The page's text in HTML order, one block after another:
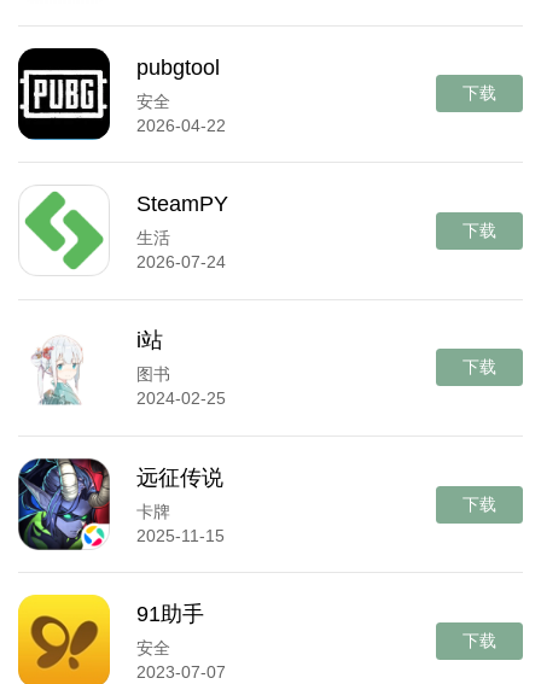
pubgtool
安全
2026-04-22
下载
SteamPY
生活
2026-07-24
下载
i站
图书
2024-02-25
下载
远征传说
卡牌
2025-11-15
下载
91助手
安全
2023-07-07
下载